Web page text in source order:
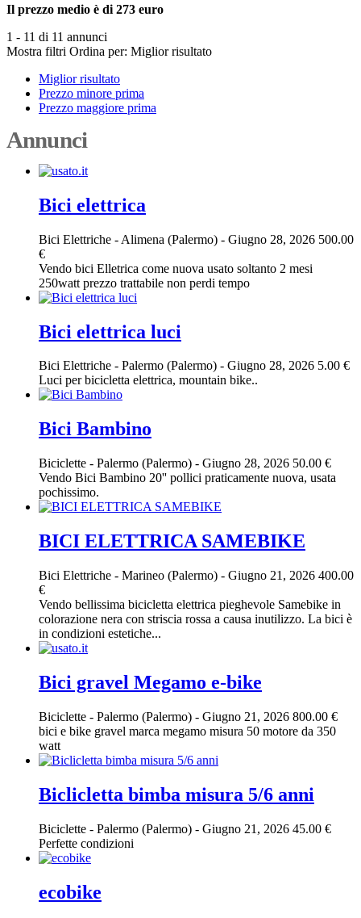
Il prezzo medio è di 273 euro
1 - 11 di 11 annunci
Mostra filtri Ordina per: Miglior risultato
Miglior risultato
Prezzo minore prima
Prezzo maggiore prima
Annunci
Bici elettrica
Bici Elettriche - Alimena (Palermo) - Giugno 28, 2026 500.00
€
Vendo bici Elletrica come nuova usato soltanto 2 mesi
250watt prezzo trattabile non perdi tempo
Bici elettrica luci
Bici Elettriche - Palermo (Palermo) - Giugno 28, 2026 5.00 €
Luci per bicicletta elettrica, mountain bike..
Bici Bambino
Biciclette - Palermo (Palermo) - Giugno 28, 2026 50.00 €
Vendo Bici Bambino 20'' pollici praticamente nuova, usata
pochissimo.
BICI ELETTRICA SAMEBIKE
Bici Elettriche - Marineo (Palermo) - Giugno 21, 2026 400.00
€
Vendo bellissima bicicletta elettrica pieghevole Samebike in
colorazione nera con striscia rossa a causa inutilizzo. La bici è
in condizioni estetiche...
Bici gravel Megamo e-bike
Biciclette - Palermo (Palermo) - Giugno 21, 2026 800.00 €
bici e bike gravel marca megamo misura 50 motore da 350
watt
Biclicletta bimba misura 5/6 anni
Biciclette - Palermo (Palermo) - Giugno 21, 2026 45.00 €
Perfette condizioni
ecobike